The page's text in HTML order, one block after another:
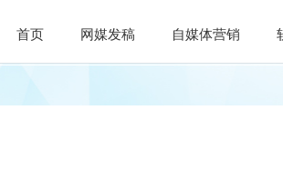
首页 网媒发稿 自媒体营销